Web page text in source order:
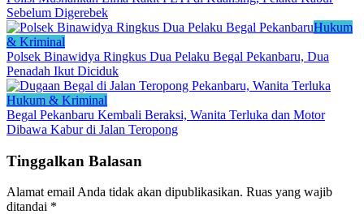
Sebelum Digerebek
Hukum
& Kriminal
Polsek Binawidya Ringkus Dua Pelaku Begal Pekanbaru, Dua
Penadah Ikut Diciduk
Hukum & Kriminal
Begal Pekanbaru Kembali Beraksi, Wanita Terluka dan Motor
Dibawa Kabur di Jalan Teropong
Tinggalkan Balasan
Alamat email Anda tidak akan dipublikasikan. Ruas yang wajib
ditandai *